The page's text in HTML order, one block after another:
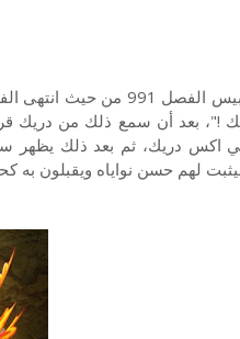
يبدأ ون بيس الفصل
!"، بعد أن سمع ذلك من دريك
اكس دريك، ثم بعد ذلك يظهر
لهم حسن نواياه ويقبلون به